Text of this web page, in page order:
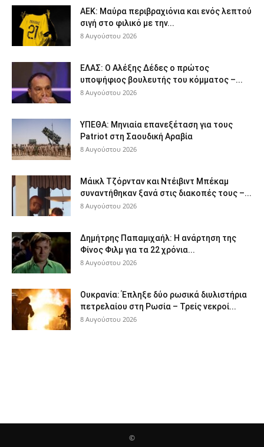
ΑΕΚ: Μαύρα περιβραχιόνια και ενός λεπτού
σιγή στο φιλικό με την...
8 Αυγούστου 2026
ΕΛΑΣ: Ο Αλέξης Δέδες ο πρώτος
υποψήφιος βουλευτής του κόμματος –...
8 Αυγούστου 2026
ΥΠΕΘΑ: Μηνιαία επανεξέταση για τους
Patriot στη Σαουδική Αραβία
8 Αυγούστου 2026
Μάικλ Τζόρνταν και Ντέιβιντ Μπέκαμ
συναντήθηκαν ξανά στις διακοπές τους –...
8 Αυγούστου 2026
Δημήτρης Παπαμιχαήλ: Η ανάρτηση της
Φίνος Φιλμ για τα 22 χρόνια...
8 Αυγούστου 2026
Ουκρανία: Έπληξε δύο ρωσικά διυλιστήρια
πετρελαίου στη Ρωσία – Τρείς νεκροί...
8 Αυγούστου 2026
©